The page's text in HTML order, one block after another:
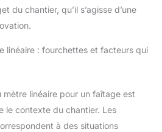
du chantier, qu’il s’agisse d’une
linéaire : fourchettes et facteurs qui
mètre linéaire pour un faîtage est
le contexte du chantier. Les
à des situations